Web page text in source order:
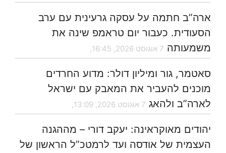
ארה”ב חתמה על עסקה גרעינית עם ערב
הסעודית. כעבור יום טראמפ שינה את
משמעותה 7 אוגוסט 2026, 16:45,
סאטמר, גור ומיליון דולר: מדוע החרדים
מוכנים להעביר את המאבק עם ישראל
לארה”ב ולהאג 7 אוגוסט 2026, 13:09,
יהודים מאוקראינה: יעקב דורי – מההגנה
העצמית של אודסה ועד לרמטכ”ל הראשון של